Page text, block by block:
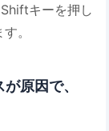
キーを押し
。
原因で、